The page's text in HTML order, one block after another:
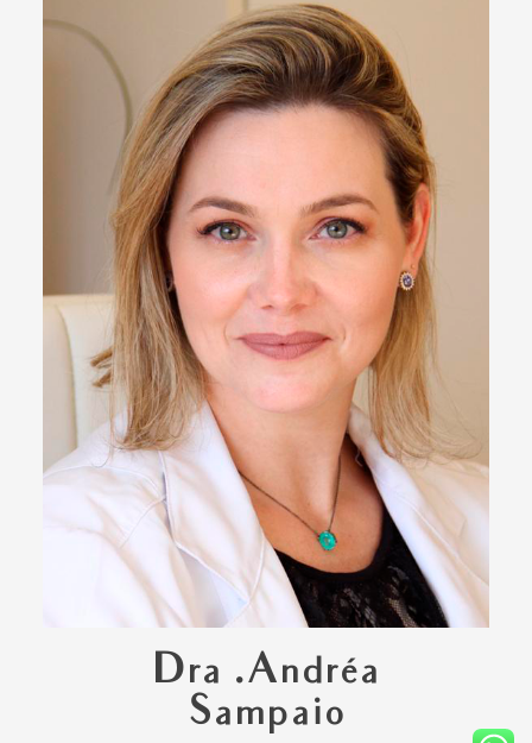
Dra .Andréa
Sampaio